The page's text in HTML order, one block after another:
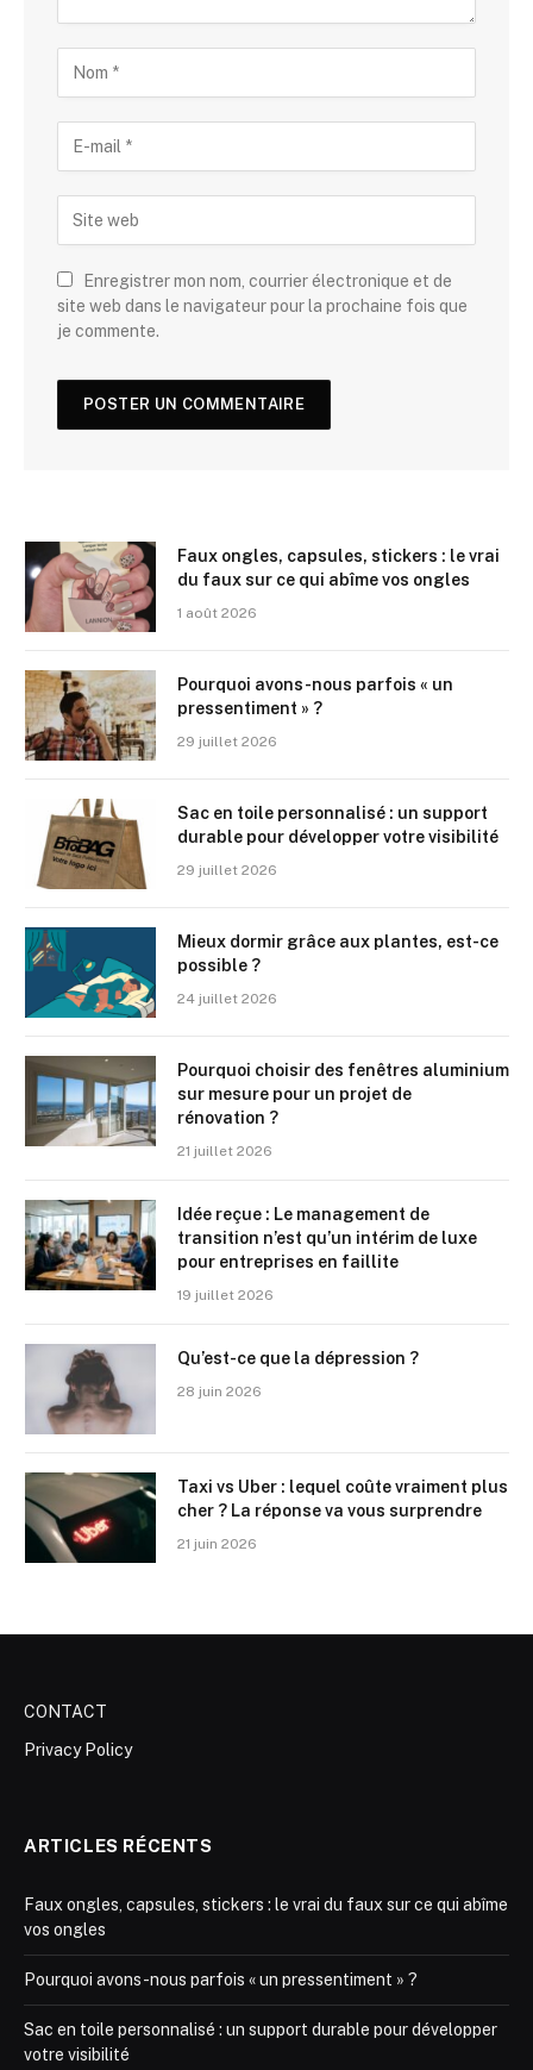
Enregistrer mon nom, courrier électronique et de
site web dans le navigateur pour la prochaine fois que
je commente.
Faux ongles, capsules, stickers : le vrai
du faux sur ce qui abîme vos ongles
1 août 2026
Pourquoi avons-nous parfois « un
pressentiment » ?
29 juillet 2026
Sac en toile personnalisé : un support
durable pour développer votre visibilité
29 juillet 2026
Mieux dormir grâce aux plantes, est-ce
possible ?
24 juillet 2026
Pourquoi choisir des fenêtres aluminium
sur mesure pour un projet de
rénovation ?
21 juillet 2026
Idée reçue : Le management de
transition n’est qu’un intérim de luxe
pour entreprises en faillite
19 juillet 2026
Qu’est-ce que la dépression ?
28 juin 2026
Taxi vs Uber : lequel coûte vraiment plus
cher ? La réponse va vous surprendre
21 juin 2026
CONTACT
Privacy Policy
ARTICLES RÉCENTS
Faux ongles, capsules, stickers : le vrai du faux sur ce qui abîme
vos ongles
Pourquoi avons-nous parfois « un pressentiment » ?
Sac en toile personnalisé : un support durable pour développer
votre visibilité